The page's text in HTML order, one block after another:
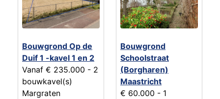
Bouwgrond Op de
Duif 1 -kavel 1 en 2
Vanaf € 235.000 - 2
bouwkavel(s)
Margraten
Bouwgrond
Schoolstraat
(Borgharen)
Maastricht
€ 60.000 - 1